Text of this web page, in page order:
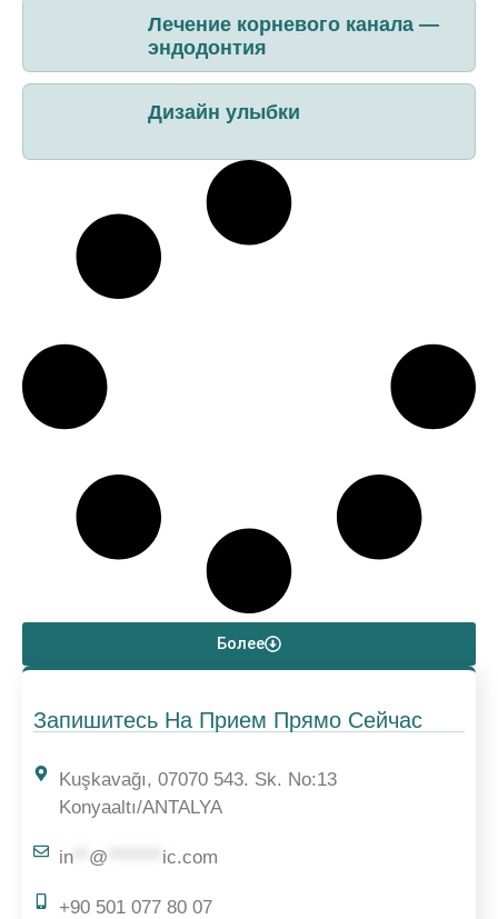
Лечение корневого канала —
эндодонтия
Дизайн улыбки
Более
Запишитесь На Прием Прямо Сейчас
Kuşkavağı, 07070 543. Sk. No:13
Konyaaltı/ANTALYA
in** @ ic.com
+90 501 077 80 07